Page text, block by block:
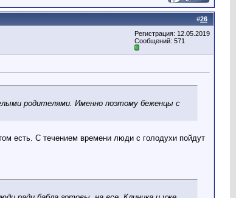
#26
Регистрация: 12.05.2019
Сообщений: 571
родителями. Именно поэтому беженцы с
есть. С течением времени люди с голодухи пойдут